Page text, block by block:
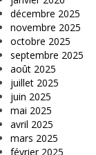
décembre 2025
novembre 2025
octobre 2025
septembre 2025
août 2025
juillet 2025
juin 2025
mai 2025
avril 2025
mars 2025
février 2025